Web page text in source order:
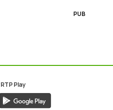
PUB
RTP Play